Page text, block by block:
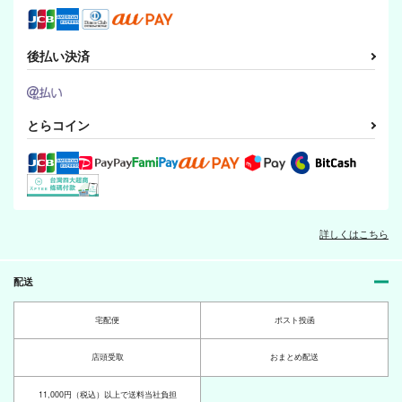
後払い決済
とらコイン
詳しくはこちら
配送
宅配便 ポスト投函
店頭受取 おまとめ配送
11,000円（税込）以上で送料当社負担